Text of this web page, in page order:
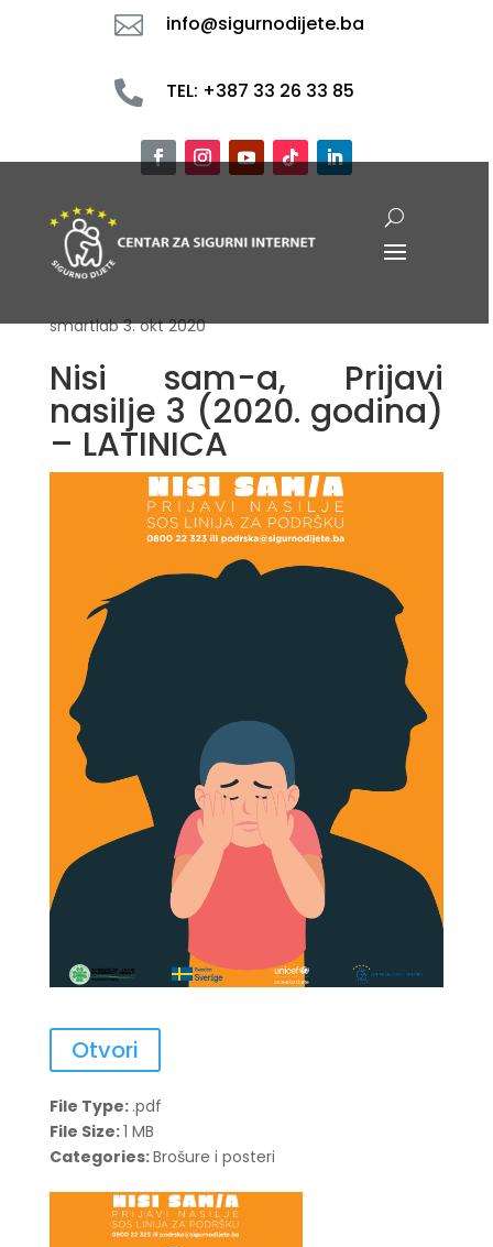
 info@sigurnodijete.ba
 TEL: +387 33 26 33 85
smartlab 3. okt 2020
Nisi sam-a, Prijavi
nasilje 3 (2020. godina)
– LATINICA
Otvori
File Type: .pdf
File Size:1 MB
Categories:Brošure i posteri